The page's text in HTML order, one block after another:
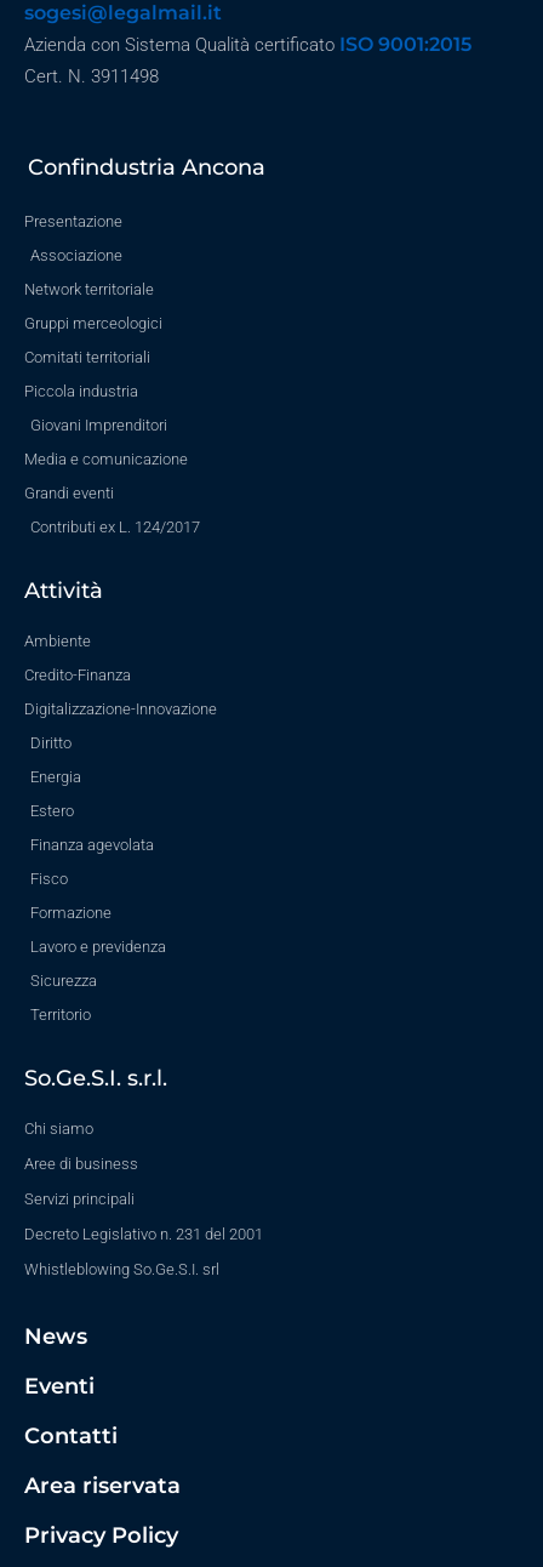
sogesi@legalmail.it
Azienda con Sistema Qualità certificato ISO 9001:2015
Cert. N. 3911498
Confindustria Ancona
Presentazione
Associazione
Network territoriale
Gruppi merceologici
Comitati territoriali
Piccola industria
Giovani Imprenditori
Media e comunicazione
Grandi eventi
Contributi ex L. 124/2017
Attività
Ambiente
Credito-Finanza
Digitalizzazione-Innovazione
Diritto
Energia
Estero
Finanza agevolata
Fisco
Formazione
Lavoro e previdenza
Sicurezza
Territorio
So.Ge.S.I. s.r.l.
Chi siamo
Aree di business
Servizi principali
Decreto Legislativo n. 231 del 2001
Whistleblowing So.Ge.S.I. srl
News
Eventi
Contatti
Area riservata
Privacy Policy